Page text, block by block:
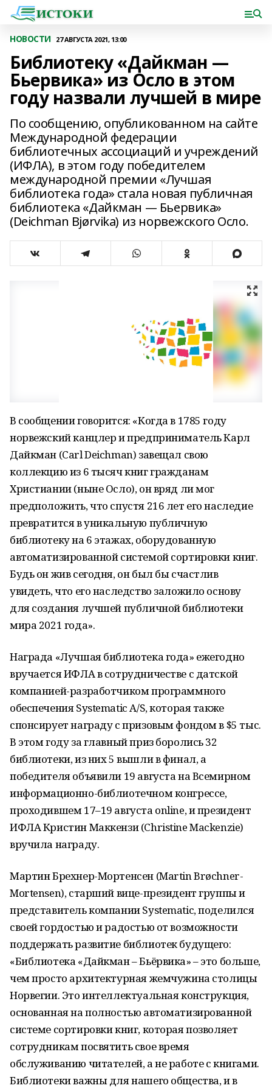
НОВОСТИ 27 АВГУСТА 2021, 13:00
Библиотеку «Дайкман —
Бьервика» из Осло в этом
году назвали лучшей в мире
По сообщению, опубликованном на сайте
Международной федерации
библиотечных ассоциаций и учреждений
(ИФЛА), в этом году победителем
международной премии «Лучшая
библиотека года» стала новая публичная
библиотека «Дайкман — Бьервика»
(Deichman Bjørvika) из норвежского Осло.
В сообщении говорится: «Когда в 1785 году
норвежский канцлер и предприниматель Карл
Дайкман (Carl Deichman) завещал свою
коллекцию из 6 тысяч книг гражданам
Христиании (ныне Осло), он вряд ли мог
предположить, что спустя 216 лет его наследие
превратится в уникальную публичную
библиотеку на 6 этажах, оборудованную
автоматизированной системой сортировки книг.
Будь он жив сегодня, он был бы счастлив
увидеть, что его наследство заложило основу
для создания лучшей публичной библиотеки
мира 2021 года».
Награда «Лучшая библиотека года» ежегодно
вручается ИФЛА в сотрудничестве с датской
компанией-разработчиком программного
обеспечения Systematic A/S, которая также
спонсирует награду с призовым фондом в $5 тыс.
В этом году за главный приз боролись 32
библиотеки, из них 5 вышли в финал, а
победителя объявили 19 августа на Всемирном
информационно-библиотечном конгрессе,
проходившем 17–19 августа online, и президент
ИФЛА Кристин Маккензи (Christine Mackenzie)
вручила награду.
Мартин Брехнер-Мортенсен (Martin Brøchner-
Mortensen), старший вице-президент группы и
представитель компании Systematic, поделился
своей гордостью и радостью от возможности
поддержать развитие библиотек будущего:
«Библиотека «Дайкман – Бьёрвика» – это больше,
чем просто архитектурная жемчужина столицы
Норвегии. Это интеллектуальная конструкция,
основанная на полностью автоматизированной
системе сортировки книг, которая позволяет
сотрудникам посвятить свое время
обслуживанию читателей, а не работе с книгами.
Библиотеки важны для нашего общества, и в